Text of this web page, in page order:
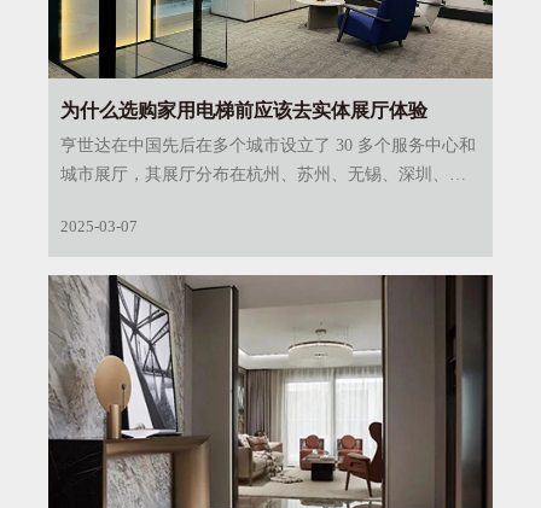
为什么选购家用电梯前应该去实体展厅体验
亨世达在中国先后在多个城市设立了 30 多个服务中心和
城市展厅，其展厅分布在杭州、苏州、无锡、深圳、厦
2025-03-07